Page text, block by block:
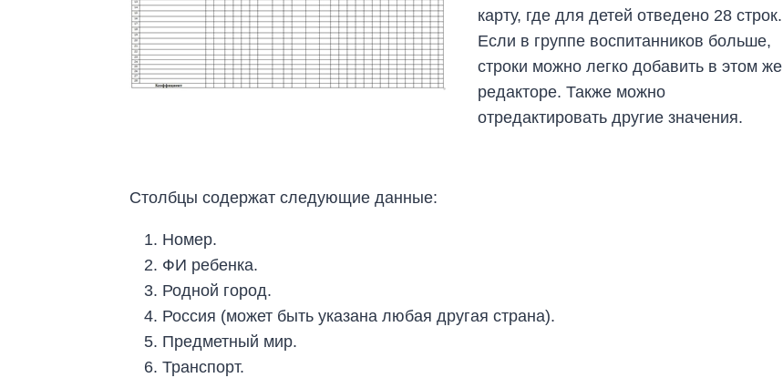
карту, где для детей отведено 28 строк.
Если в группе воспитанников больше,
строки можно легко добавить в этом же
редакторе. Также можно
отредактировать другие значения.
Столбцы содержат следующие данные:
Номер.
ФИ ребенка.
Родной город.
Россия (может быть указана любая другая страна).
Предметный мир.
Транспорт.